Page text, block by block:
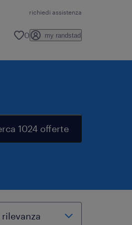
richiedi assistenza
0 my randstad
1024 offerte